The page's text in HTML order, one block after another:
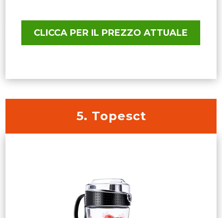
CLICCA PER IL PREZZO ATTUALE
5. Topesct